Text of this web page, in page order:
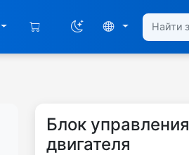
Блок управления
двигателя